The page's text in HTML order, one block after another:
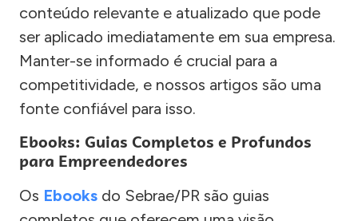
conteúdo relevante e atualizado que pode
ser aplicado imediatamente em sua empresa.
Manter-se informado é crucial para a
competitividade, e nossos artigos são uma
fonte confiável para isso.
Ebooks: Guias Completos e Profundos
para Empreendedores
Os Ebooks do Sebrae/PR são guias